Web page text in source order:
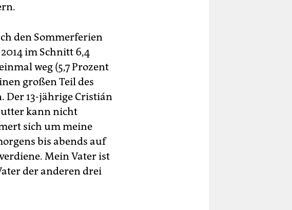
den Sommerferien
im Schnitt 6,4
weg (5,7 Prozent
großen Teil des
Der 13-jährige Cristián
kann nicht
sich um meine
bis abends auf
Mein Vater ist
der anderen drei